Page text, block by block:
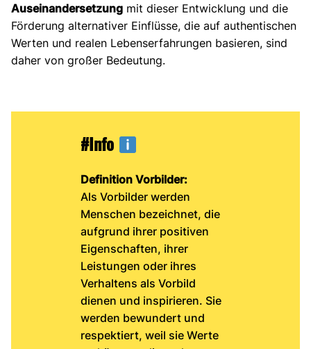
Auseinandersetzung mit dieser Entwicklung und die
Förderung alternativer Einflüsse, die auf authentischen
Werten und realen Lebenserfahrungen basieren, sind
daher von großer Bedeutung.
#Info
Definition Vorbilder:
Als Vorbilder werden
Menschen bezeichnet, die
aufgrund ihrer positiven
Eigenschaften, ihrer
Leistungen oder ihres
Verhaltens als Vorbild
dienen und inspirieren. Sie
werden bewundert und
respektiert, weil sie Werte